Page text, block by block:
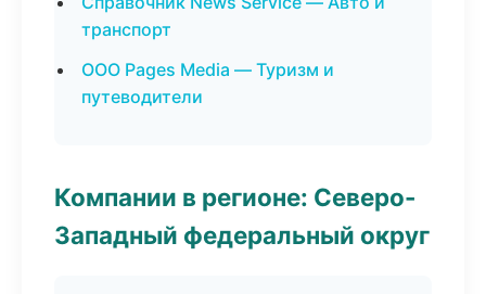
транспорт
ООО Pages Media — Туризм и
путеводители
Компании в регионе: Северо-
Западный федеральный округ